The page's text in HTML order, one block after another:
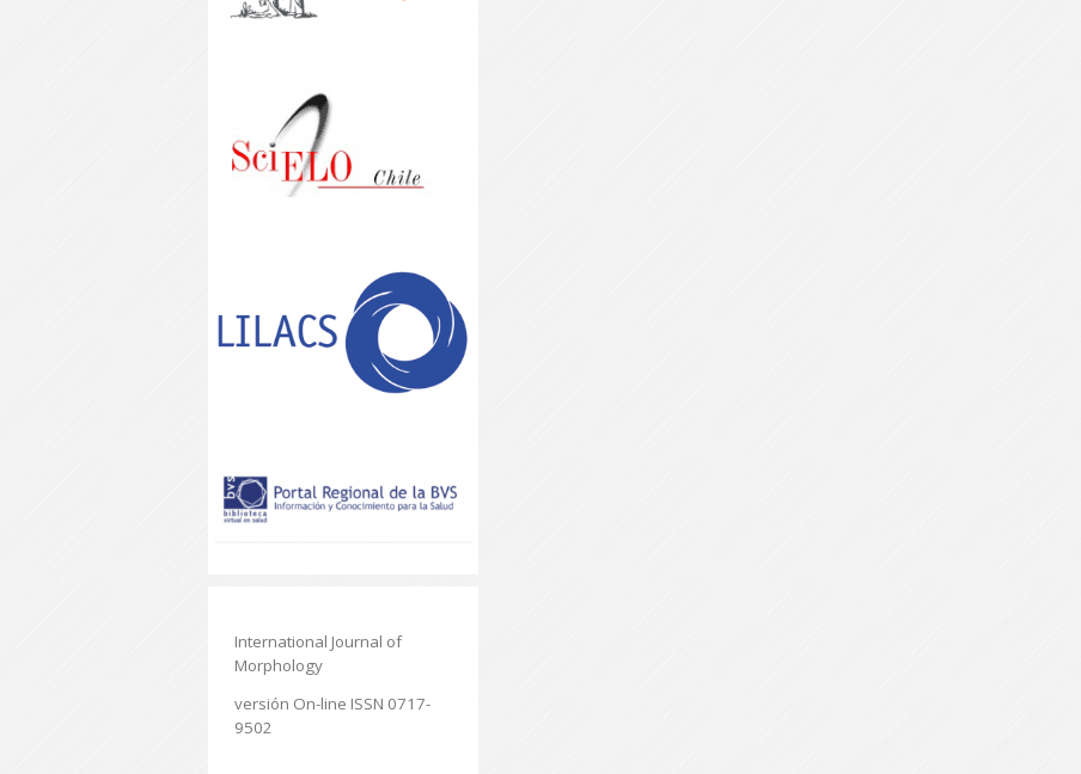
International Journal of
Morphology
versión On-line ISSN 0717-
9502